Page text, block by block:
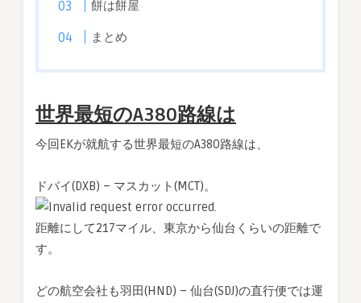
餅は餅屋
まとめ
世界最短のA380路線は
今回EKが就航する世界最短のA380路線は、
ドバイ(DXB) – マスカット(MCT)。
距離にして217マイル、東京から仙台くらいの距離で
す。
どの航空会社も羽田(HND) – 仙台(SDJ)の直行便では運